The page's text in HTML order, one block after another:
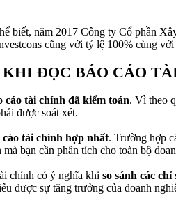
biết, năm 2017 Công ty Cổ phần
cũng với tỷ lệ 100% cùng
ĐỌC BÁO CÁO
cáo tài chính đã kiểm toán. Vì theo
được soát xét.
cáo tài chính hợp nhất. Trường hợp
bạn cần phân tích cho toàn bộ
chính có ý nghĩa khi so sánh các
được sự tăng trưởng của doanh